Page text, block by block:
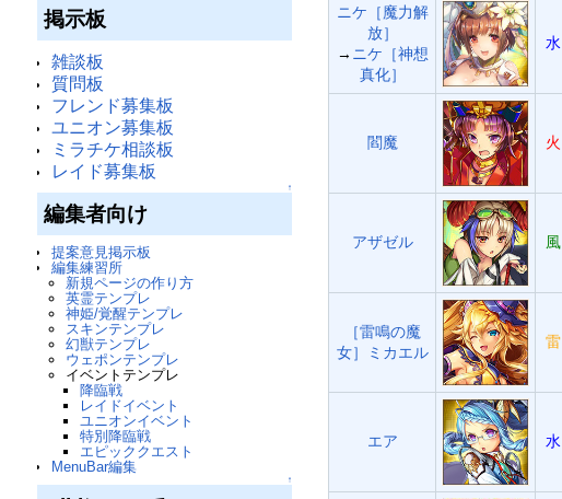
掲示板
雑談板
質問板
フレンド募集板
ユニオン募集板
ミラチケ相談板
レイド募集板
↑
編集者向け
提案意見掲示板
編集練習所
新規ページの作り方
英霊テンプレ
神姫/覚醒テンプレ
スキンテンプレ
幻獣テンプレ
ウェポンテンプレ
イベントテンプレ
降臨戦
レイドイベント
ユニオンイベント
特別降臨戦
エピッククエスト
MenuBar編集
↑
ニケ［魔力解
放］
→ ニケ［神想
真化］
水
閻魔 火
アザゼル 風
［雷鳴の魔
女］ミカエル
雷
エア 水